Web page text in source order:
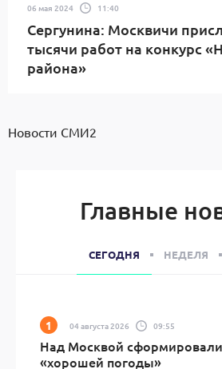
06 мая 2024 11:40
Сергунина: Москвичи
тысячи работ на конкурс
района»
Новости СМИ2
Главные
СЕГОДНЯ НЕДЕЛЯ
04 августа 2026 09:55
Над Москвой
«хорошей погоды»